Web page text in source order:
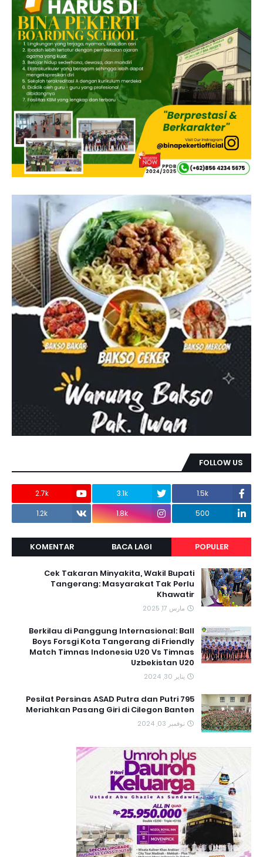
FOLLOW US
1.5k
3.1k
2.7k
500
1.8k
1.2k
POPULER
BACA LAGI
KOMENTAR
Cek Takaran Minyakita, Wakil Bupati
Tangerang: Masyarakat Tak Perlu
Khawatir
مارس 17, 2025
Berkilau di Panggung Internasional: Ball
Boys Forsgi Kota Tangerang di Friendly
Match Timnas Indonesia U20 Vs Timnas
Uzbekistan U20
يناير 30, 2024
795 Pesilat Persinas ASAD Putra dan Putri
Meriahkan Pasang Giri di Cilegon Banten
نوفمبر 03, 2024